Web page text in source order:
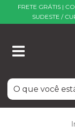
FRETE GRÁTIS |
SUDESTE /